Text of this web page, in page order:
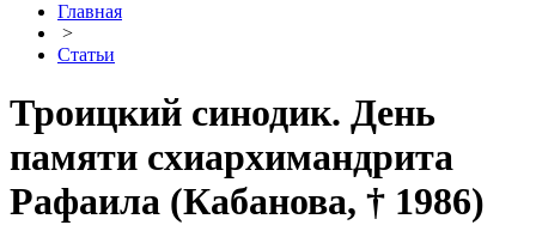
Главная
>
Статьи
Троицкий синодик. День
памяти схиархимандрита
Рафаила (Кабанова, † 1986)